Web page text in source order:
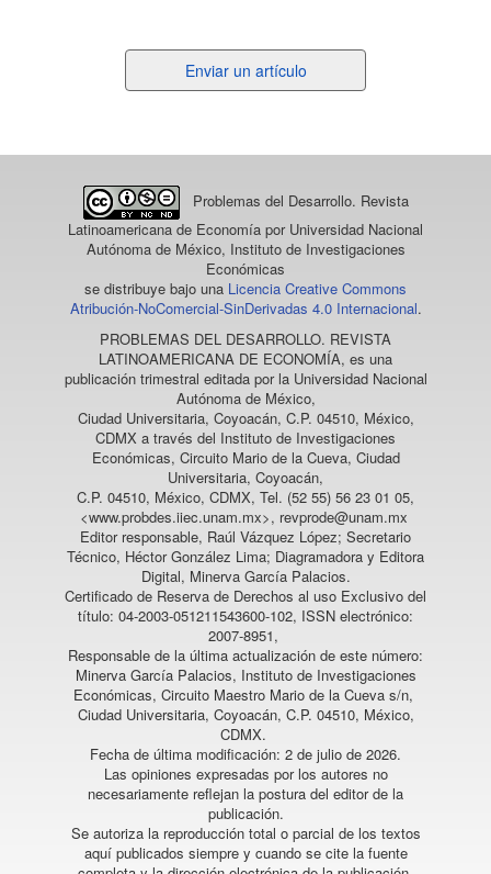
un
Enviar un artículo
Problemas del Desarrollo. Revista
Latinoamericana de Economía por Universidad Nacional
Autónoma de México, Instituto de Investigaciones
Económicas
se distribuye bajo una Licencia Creative Commons
Atribución-NoComercial-SinDerivadas 4.0 Internacional.
PROBLEMAS DEL DESARROLLO. REVISTA
LATINOAMERICANA DE ECONOMÍA, es una
publicación trimestral editada por la Universidad Nacional
Autónoma de México,
Ciudad Universitaria, Coyoacán, C.P. 04510, México,
CDMX a través del Instituto de Investigaciones
Económicas, Circuito Mario de la Cueva, Ciudad
Universitaria, Coyoacán,
C.P. 04510, México, CDMX, Tel. (52 55) 56 23 01 05,
<www.probdes.iiec.unam.mx>, revprode@unam.mx
Editor responsable, Raúl Vázquez López; Secretario
Técnico, Héctor González Lima; Diagramadora y Editora
Digital, Minerva García Palacios.
Certificado de Reserva de Derechos al uso Exclusivo del
título: 04-2003-051211543600-102, ISSN electrónico:
2007-8951,
Responsable de la última actualización de este número:
Minerva García Palacios, Instituto de Investigaciones
Económicas, Circuito Maestro Mario de la Cueva s/n,
Ciudad Universitaria, Coyoacán, C.P. 04510, México,
CDMX.
Fecha de última modificación: 2 de julio de 2026.
Las opiniones expresadas por los autores no
necesariamente reflejan la postura del editor de la
publicación.
Se autoriza la reproducción total o parcial de los textos
aquí publicados siempre y cuando se cite la fuente